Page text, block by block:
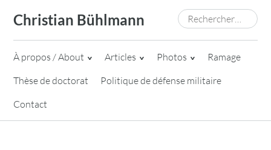
content
Christian Bühlmann Rechercher :
À propos / About Articles Photos
Ramage
Thèse de doctorat
Politique de défense militaire
Contact